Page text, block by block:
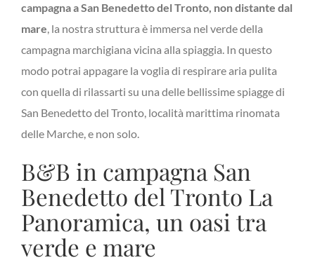
campagna a San Benedetto del Tronto, non distante dal
mare, la nostra struttura è immersa nel verde della
campagna marchigiana vicina alla spiaggia. In questo
modo potrai appagare la voglia di respirare aria pulita
con quella di rilassarti su una delle bellissime spiagge di
San Benedetto del Tronto, località marittima rinomata
delle Marche, e non solo.
B&B in campagna San
Benedetto del Tronto La
Panoramica, un oasi tra
verde e mare